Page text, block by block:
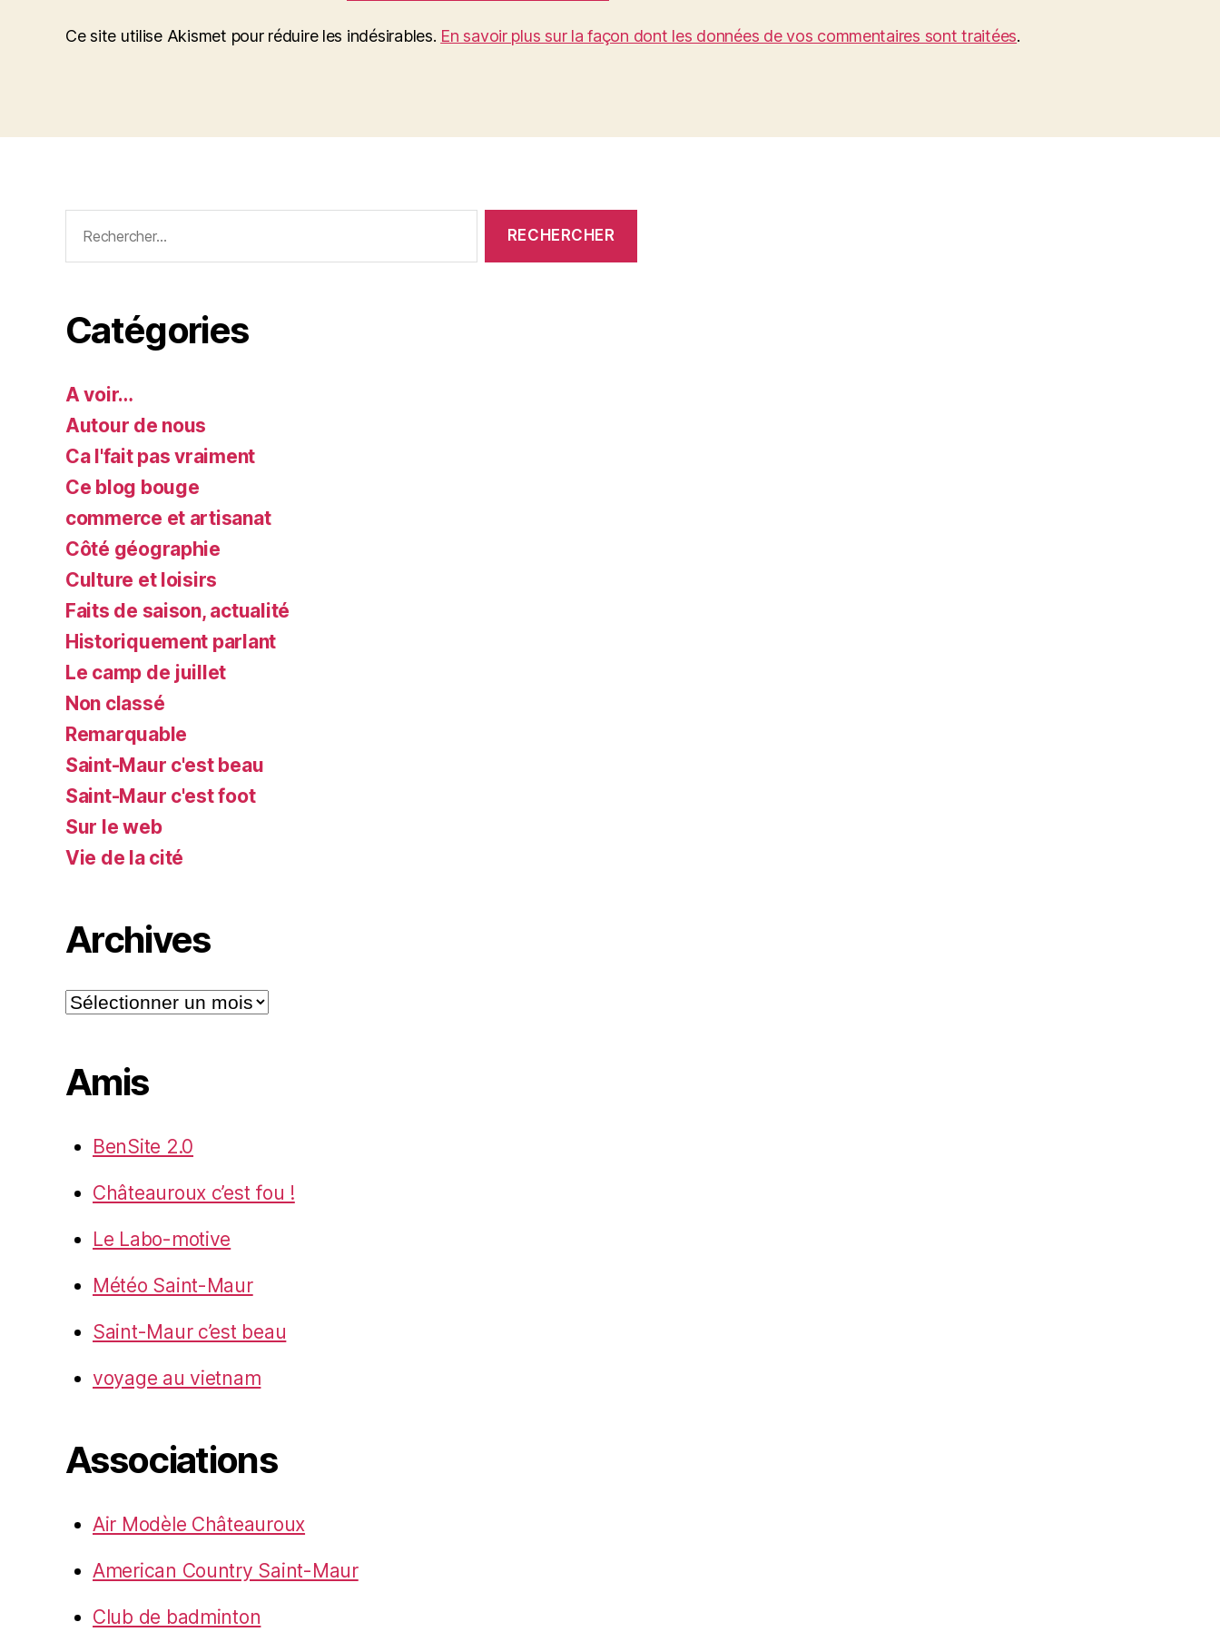
Ce site utilise Akismet pour réduire les indésirables. En savoir plus sur la façon dont les données de vos commentaires sont traitées.
Catégories
A voir…
Autour de nous
Ca l'fait pas vraiment
Ce blog bouge
commerce et artisanat
Côté géographie
Culture et loisirs
Faits de saison, actualité
Historiquement parlant
Le camp de juillet
Non classé
Remarquable
Saint-Maur c'est beau
Saint-Maur c'est foot
Sur le web
Vie de la cité
Archives
Archives
Amis
BenSite 2.0
Châteauroux c’est fou !
Le Labo-motive
Météo Saint-Maur
Saint-Maur c’est beau
voyage au vietnam
Associations
Air Modèle Châteauroux
American Country Saint-Maur
Club de badminton